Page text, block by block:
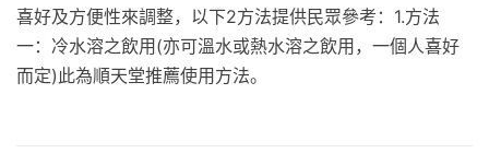
喜好及方便性來調整，以下2方法提供民眾參考：1.方法
一：冷水溶之飲用(亦可溫水或熱水溶之飲用，一個人喜好
而定)此為順天堂推薦使用方法。